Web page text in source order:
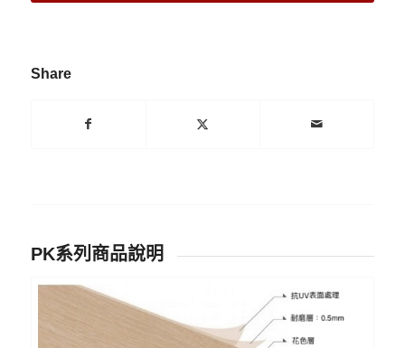
Share
PK系列商品說明